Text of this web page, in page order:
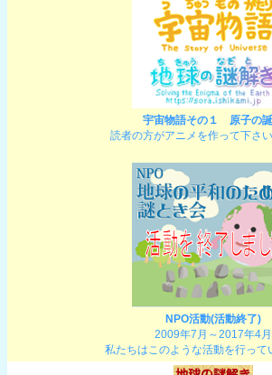
宇宙物語その１ 原子の
読者の方がアニメを作って下さい
NPO活動(活動終了)
2009年7月～2017年4月
私たちはこのような活動を行って